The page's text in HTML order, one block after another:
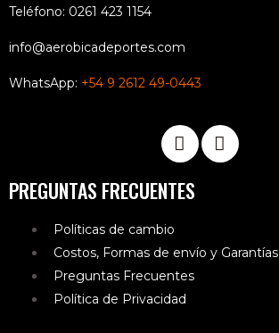
Teléfono: 0261 423 1154
info@aerobicadeportes.com
WhatsApp: +54 9 2612 49-0443
PREGUNTAS FRECUENTES
Políticas de cambio
Costos, Formas de envío y Garantías
Preguntas Frecuentes
Política de Privacidad